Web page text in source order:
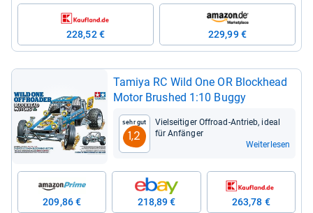
228,52 € 229,99 €
Tamiya RC Wild One OR Block­head
Motor Brus­hed 1:10 Buggy
Sehr gut
1,2
Viel­sei­ti­ger Offroad-​Antrieb, ideal
für Anfän­ger
Weiterlesen
209,86 € 218,89 € 263,78 €